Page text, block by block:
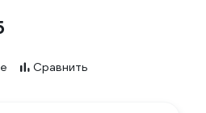
Сравнить